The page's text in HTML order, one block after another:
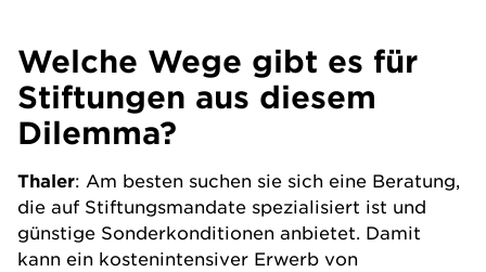
Welche Wege gibt es für
Stiftungen aus diesem
Dilemma?
Thaler: Am besten suchen sie sich eine Beratung,
die auf Stiftungsmandate spezialisiert ist und
günstige Sonderkonditionen anbietet. Damit
kann ein kostenintensiver Erwerb von